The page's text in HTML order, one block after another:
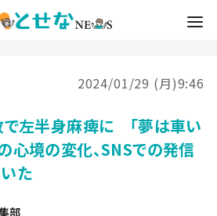
2024/01/29 (月)9:46
で左半身麻痺に 「夢は車い
心境の変化、SNSでの発信
た
部